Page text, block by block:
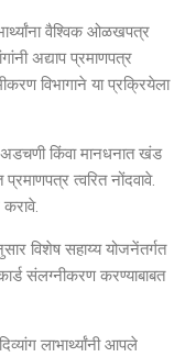
वैश्विक ओळखपत्र
अद्याप प्रमाणपत्र
विभागाने या प्रक्रियेला
अडचणी किंवा मानधनात खंड
त्वरित नोंदवावे.
विशेष सहाय्य योजनेंतर्गत
संलग्नीकरण करण्याबाबत
लाभार्थ्यांनी आपले